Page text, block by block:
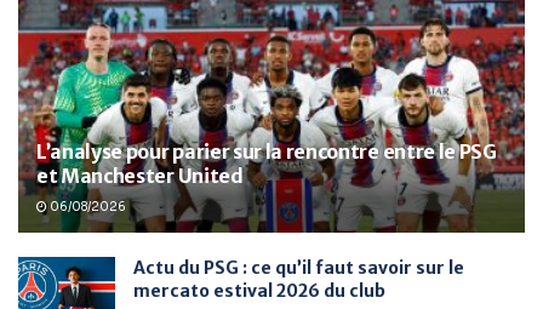
L’analyse pour parier sur la rencontre entre le PSG
et Manchester United
06/08/2026
Actu du PSG : ce qu’il faut savoir sur le
mercato estival 2026 du club